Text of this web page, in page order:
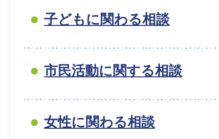
子どもに関わる相談
市民活動に関する相談
女性に関わる相談